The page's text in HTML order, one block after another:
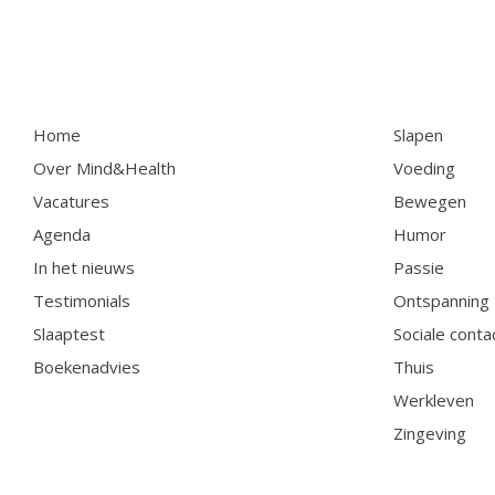
Home
Over Mind&Health
Vacatures
Agenda
In het nieuws
Testimonials
Slaaptest
Boekenadvies
Slapen
Voeding
Bewegen
Humor
Passie
Ontspanning
Sociale
Thuis
Werkleven
Zingeving